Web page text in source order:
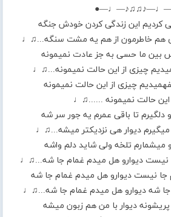
کردیم این زندگی کردن خودش جنگه
هم خاطرمون از هم یه مشت سنگه...♫♩
بین ما حسی به جز عادت نمیمونه
چیزی از این حالت نمیمونه...♫♩
چیزی از این حالت نمیمونه
این حالت نمیمونه ......♫♩
دلگیرم تا باقی عمرم یه جور سر شه
دیوار هی نزدیکتر میشه...♫♩
میشمارم تلخه ولی شاید دلم واشه
نیست دیوارو هل میدم غمام جا شه...♫♩
جا نیست دیوارو هل میدم غمام جا شه
جا شه دیوارو هل میدم غمام جا شه...♫♩
دیوار با من هم زبون میشه